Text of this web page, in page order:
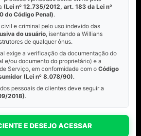
(Lei nº 12.735/2012, art. 183 da Lei nº
do Código Penal).
e criminal pelo uso indevido das
do usuário, isentando a Willians
de qualquer ônus.
exige a verificação da documentação do
e/ou documento do proprietário) e a
Serviço, em conformidade com o Código
(Lei nº 8.078/90).
pessoais de clientes deve seguir a
2018).
E DESEJO ACESSAR